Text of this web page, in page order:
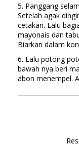
5. Panggang
Setelah agak
cetakan. Lalu
mayonais dan
Biarkan dalam
6. Lalu potong
bawah nya beri
abon menempel.